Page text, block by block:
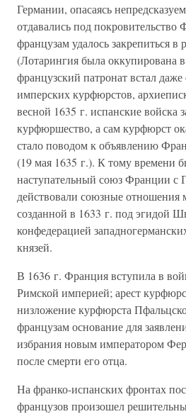
Германии, опасаясь
отдавались под
французам удалось закрепиться в
(Лотарингия была оккупирована
французский патронат встал
имперских курфюрстов,
весной 1635 г. испанские войска
курфюршество, а сам курфюрст
стало поводом к объявлению
(19 мая 1635 г.). К тому времени
наступательный союз Франции с
действовали союзные
созданной в 1633 г. под эгидой
конфедерацией
князей.
В 1636 г. Франция вступила в
Римской империей; арест
низложение курфюрста
французам основание для
избрания новым императором
после смерти его отца.
На франко-испанских фронтах
французов произошел